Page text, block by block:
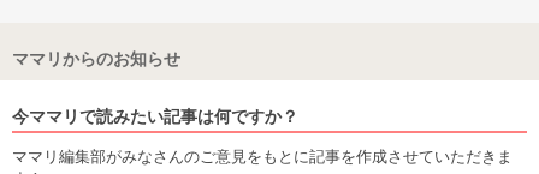
ママリからのお知らせ
今ママリで読みたい記事は何ですか？
ママリ編集部がみなさんのご意見をもとに記事を作成させていただきま